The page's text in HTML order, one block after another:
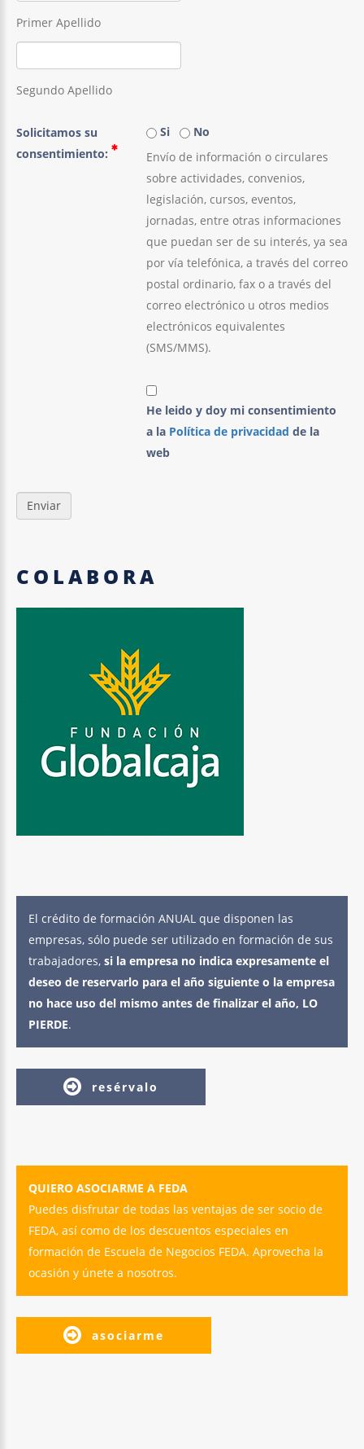
Primer Apellido
Segundo Apellido
Solicitamos su
consentimiento:
Si
No
Envío de información o circulares
sobre actividades, convenios,
legislación, cursos, eventos,
jornadas, entre otras informaciones
que puedan ser de su interés, ya sea
por vía telefónica, a través del correo
postal ordinario, fax o a través del
correo electrónico u otros medios
electrónicos equivalentes
(SMS/MMS).
He leido y doy mi consentimiento
a la Política de privacidad de la
web
COLABORA
El crédito de formación ANUAL que disponen las
empresas, sólo puede ser utilizado en formación de sus
trabajadores, si la empresa no indica expresamente el
deseo de reservarlo para el año siguiente o la empresa
no hace uso del mismo antes de finalizar el año, LO
PIERDE.
resérvalo
QUIERO ASOCIARME A FEDA
Puedes disfrutar de todas las ventajas de ser socio de
FEDA, así como de los descuentos especiales en
formación de Escuela de Negocios FEDA. Aprovecha la
ocasión y únete a nosotros.
asociarme